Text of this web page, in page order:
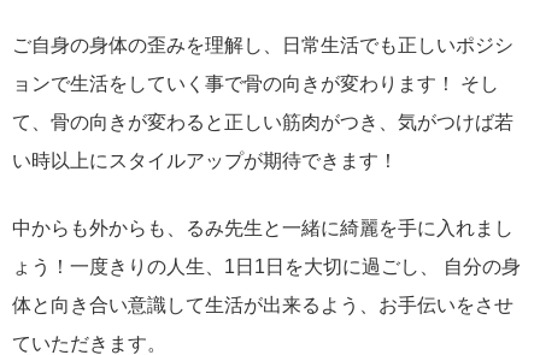
ご自身の身体の歪みを理解し、日常生活でも正しいポジシ
ョンで生活をしていく事で骨の向きが変わります！ そし
て、骨の向きが変わると正しい筋肉がつき、気がつけば若
い時以上にスタイルアップが期待できます！
中からも外からも、るみ先生と一緒に綺麗を手に入れまし
ょう！一度きりの人生、1日1日を大切に過ごし、 自分の身
体と向き合い意識して生活が出来るよう、お手伝いをさせ
ていただきます。